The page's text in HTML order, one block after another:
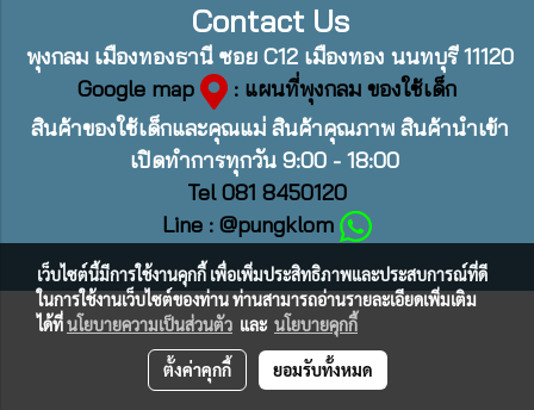
Contact Us
พุงกลม เมืองทองธานี ซอย C12 เมืองทอง นนทบุรี 11120
Google map
: แผนที่พุงกลม ของใช้เด็ก
สินค้าของใช้เด็กและคุณแม่ สินค้าคุณภาพ สินค้านำเข้า
เปิดทำการทุกวัน 9:00 - 18:00
Tel 081 8450120
Line : @pungklom
เว็บไซต์นี้มีการใช้งานคุกกี้ เพื่อเพิ่มประสิทธิภาพและประสบการณ์ที่ดี
ในการใช้งานเว็บไซต์ของท่าน ท่านสามารถอ่านรายละเอียดเพิ่มเติม
ได้ที่นโยบายความเป็นส่วนตัว และ นโยบายคุกกี้
ตั้งค่าคุกกี้ ยอมรับทั้งหมด